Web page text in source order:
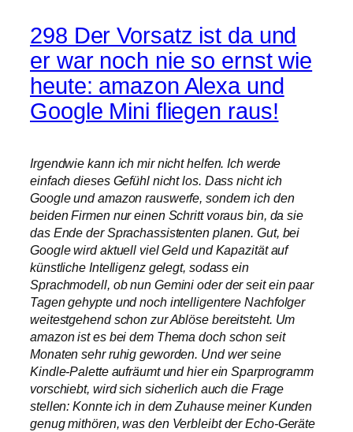
298 Der Vorsatz ist da und
er war noch nie so ernst wie
heute: amazon Alexa und
Google Mini fliegen raus!
Irgendwie kann ich mir nicht helfen. Ich werde
einfach dieses Gefühl nicht los. Dass nicht ich
Google und amazon rauswerfe, sondern ich den
beiden Firmen nur einen Schritt voraus bin, da sie
das Ende der Sprachassistenten planen. Gut, bei
Google wird aktuell viel Geld und Kapazität auf
künstliche Intelligenz gelegt, sodass ein
Sprachmodell, ob nun Gemini oder der seit ein paar
Tagen gehypte und noch intelligentere Nachfolger
weitestgehend schon zur Ablöse bereitsteht. Um
amazon ist es bei dem Thema doch schon seit
Monaten sehr ruhig geworden. Und wer seine
Kindle-Palette aufräumt und hier ein Sparprogramm
vorschiebt, wird sich sicherlich auch die Frage
stellen: Konnte ich in dem Zuhause meiner Kunden
genug mithören, was den Verbleibt der Echo-Geräte